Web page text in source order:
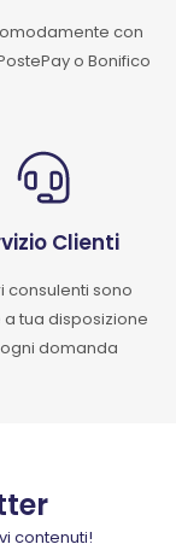
con
o Bonifico
Clienti
consulenti sono
tua disposizione
domanda
contenuti!